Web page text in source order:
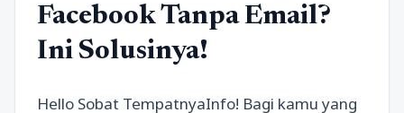
Facebook Tanpa Email?
Ini Solusinya!
Hello Sobat TempatnyaInfo! Bagi kamu yang